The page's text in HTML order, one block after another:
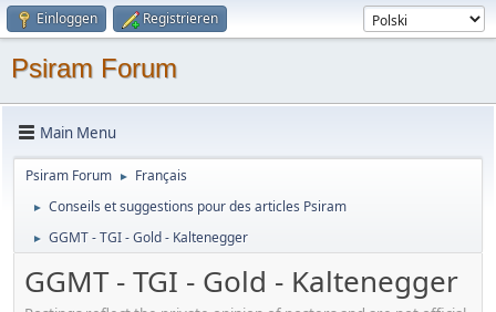
Einloggen Registrieren
Psiram Forum
Main Menu
Psiram Forum ► Français
► Conseils et suggestions pour des articles Psiram
► GGMT - TGI - Gold - Kaltenegger
GGMT - TGI - Gold - Kaltenegger